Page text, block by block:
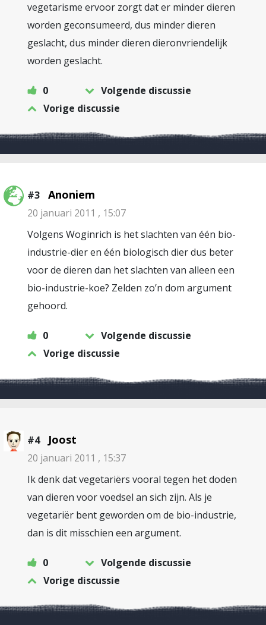
vegetarisme ervoor zorgt dat er minder dieren
worden geconsumeerd, dus minder dieren
geslacht, dus minder dieren dieronvriendelijk
worden geslacht.
0
Volgende discussie
Vorige discussie
#3 Anoniem
20 januari 2011 , 15:07
Volgens Woginrich is het slachten van één bio-
industrie-dier en één biologisch dier dus beter
voor de dieren dan het slachten van alleen een
bio-industrie-koe? Zelden zo’n dom argument
gehoord.
0
Volgende discussie
Vorige discussie
#4 Joost
20 januari 2011 , 15:37
Ik denk dat vegetariërs vooral tegen het doden
van dieren voor voedsel an sich zijn. Als je
vegetariër bent geworden om de bio-industrie,
dan is dit misschien een argument.
0
Volgende discussie
Vorige discussie